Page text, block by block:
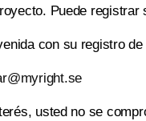
Puede
con su registro
usted no se